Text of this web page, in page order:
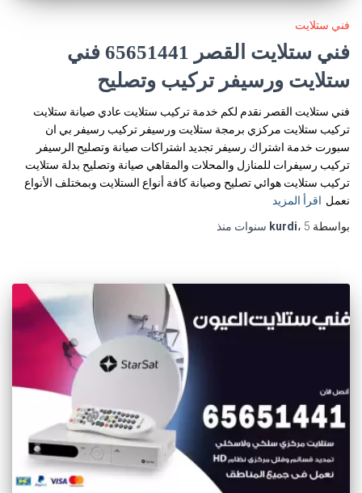
فني ستلايت
فني ستلايت القصر 65651441 فني
ستلايت ورسيفر تركيب وتصليح
فني ستلايت القصر نقدم لكم خدمة تركيب ستلايت عادي صيانة ستلايت
تركيب ستلايت مركزي برمجة ستلايت ورسيفر تركيب رسيفر بي ان
سبورت خدمة اشتراك رسيفر تجديد اشتراكات صيانة وتصليح الرسيفر
تركيب رسيفرات للمنازل والمحلات والمقاهي صيانة وتصليح بدلة ستلايت
تركيب ستلايت هوائي تصليح وصيانة كافة أنواع الستلايت وبمختلف الأنواع
نعمل اقرأ المزيد
بواسطة
kurdi، 5 سنوات منذ